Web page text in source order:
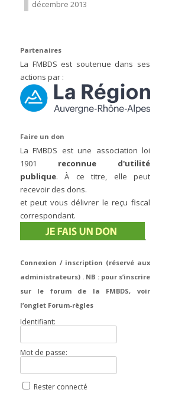
décembre 2013
Partenaires
La FMBDS est soutenue dans ses
actions par :
Faire un don
La FMBDS est une association loi
1901 reconnue d'utilité
publique. À ce titre, elle peut
recevoir des dons.
et peut vous délivrer le reçu fiscal
correspondant.
.
Connexion / inscription (réservé aux
administrateurs) . NB : pour s’inscrire
sur le forum de la FMBDS, voir
l’onglet Forum-règles
Identifiant:
Mot de passe:
Rester connecté